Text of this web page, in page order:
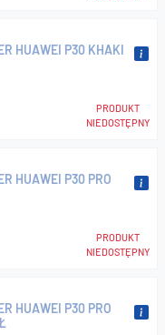
HUAWEI P30 KHAKI
PRODUKT
NIEDOSTĘPNY
HUAWEI P30 PRO
PRODUKT
NIEDOSTĘPNY
HUAWEI P30 PRO